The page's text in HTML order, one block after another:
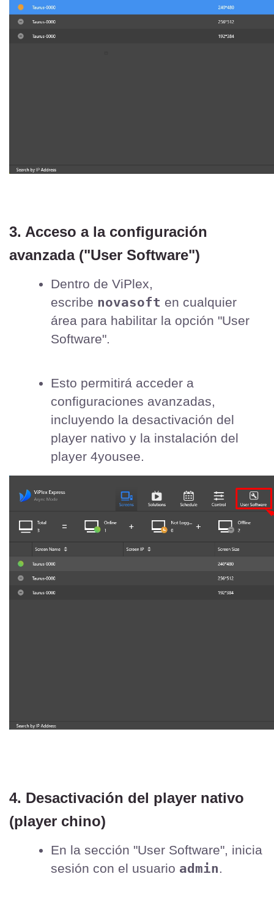
3. Acceso a la configuración
avanzada ("User Software")
Dentro de ViPlex,
escribe novasoft en cualquier
área para habilitar la opción "User
Software".
Esto permitirá acceder a
configuraciones avanzadas,
incluyendo la desactivación del
player nativo y la instalación del
player 4yousee.
4. Desactivación del player nativo
(player chino)
En la sección "User Software", inicia
sesión con el usuario admin.